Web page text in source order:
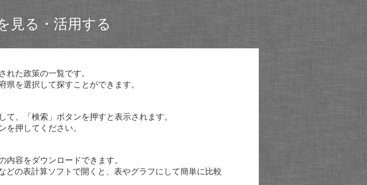
見る・活用する
れた政策の一覧です。
県を選択して探すことができます。
、「検索」ボタンを押すと表示されます。
を押してください。
容をダウンロードできます。
どの表計算ソフトで開くと、表やグラフにして簡単に比較